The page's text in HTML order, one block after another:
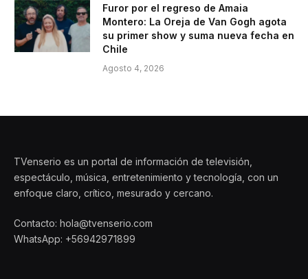
Furor por el regreso de Amaia
Montero: La Oreja de Van Gogh agota
su primer show y suma nueva fecha en
Chile
Agosto 4, 2026
TVenserio es un portal de información de televisión,
espectáculo, música, entretenimiento y tecnología, con un
enfoque claro, crítico, mesurado y cercano.
Contacto: hola@tvenserio.com
WhatsApp: +56942971899